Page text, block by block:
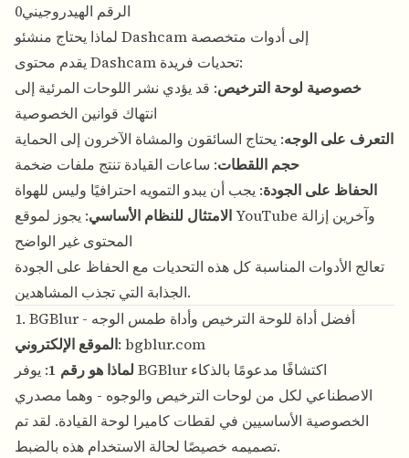
الرقم الهيدروجيني0
لماذا يحتاج منشئو Dashcam إلى أدوات متخصصة
يقدم محتوى Dashcam تحديات فريدة:
خصوصية لوحة الترخيص: قد يؤدي نشر اللوحات المرئية إلى
انتهاك قوانين الخصوصية
التعرف على الوجه: يحتاج السائقون والمشاة الآخرون إلى الحماية
حجم اللقطات: ساعات القيادة تنتج ملفات ضخمة
الحفاظ على الجودة: يجب أن يبدو التمويه احترافيًا وليس للهواة
الامتثال للنظام الأساسي: يجوز لموقع YouTube وآخرين إزالة
المحتوى غير الواضح
تعالج الأدوات المناسبة كل هذه التحديات مع الحفاظ على الجودة
الجذابة التي تجذب المشاهدين.
1. BGBlur - أفضل أداة للوحة الترخيص وأداة طمس الوجه
الموقع الإلكتروني: bgblur.com
لماذا هو رقم 1
: يوفر BGBlur اكتشافًا مدعومًا بالذكاء
الاصطناعي لكل من لوحات الترخيص والوجوه - وهما مصدري
الخصوصية الأساسيين في لقطات كاميرا لوحة القيادة. لقد تم
تصميمه خصيصًا لحالة الاستخدام هذه بالضبط.